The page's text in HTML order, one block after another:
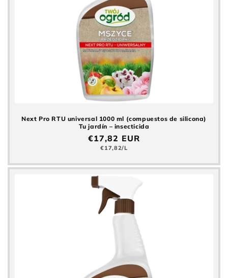
Next Pro RTU universal 1000 ml (compuestos de silicona)
Tu jardín – insecticida
Precio
normal
€17,82 EUR
Precio
€17,82/L